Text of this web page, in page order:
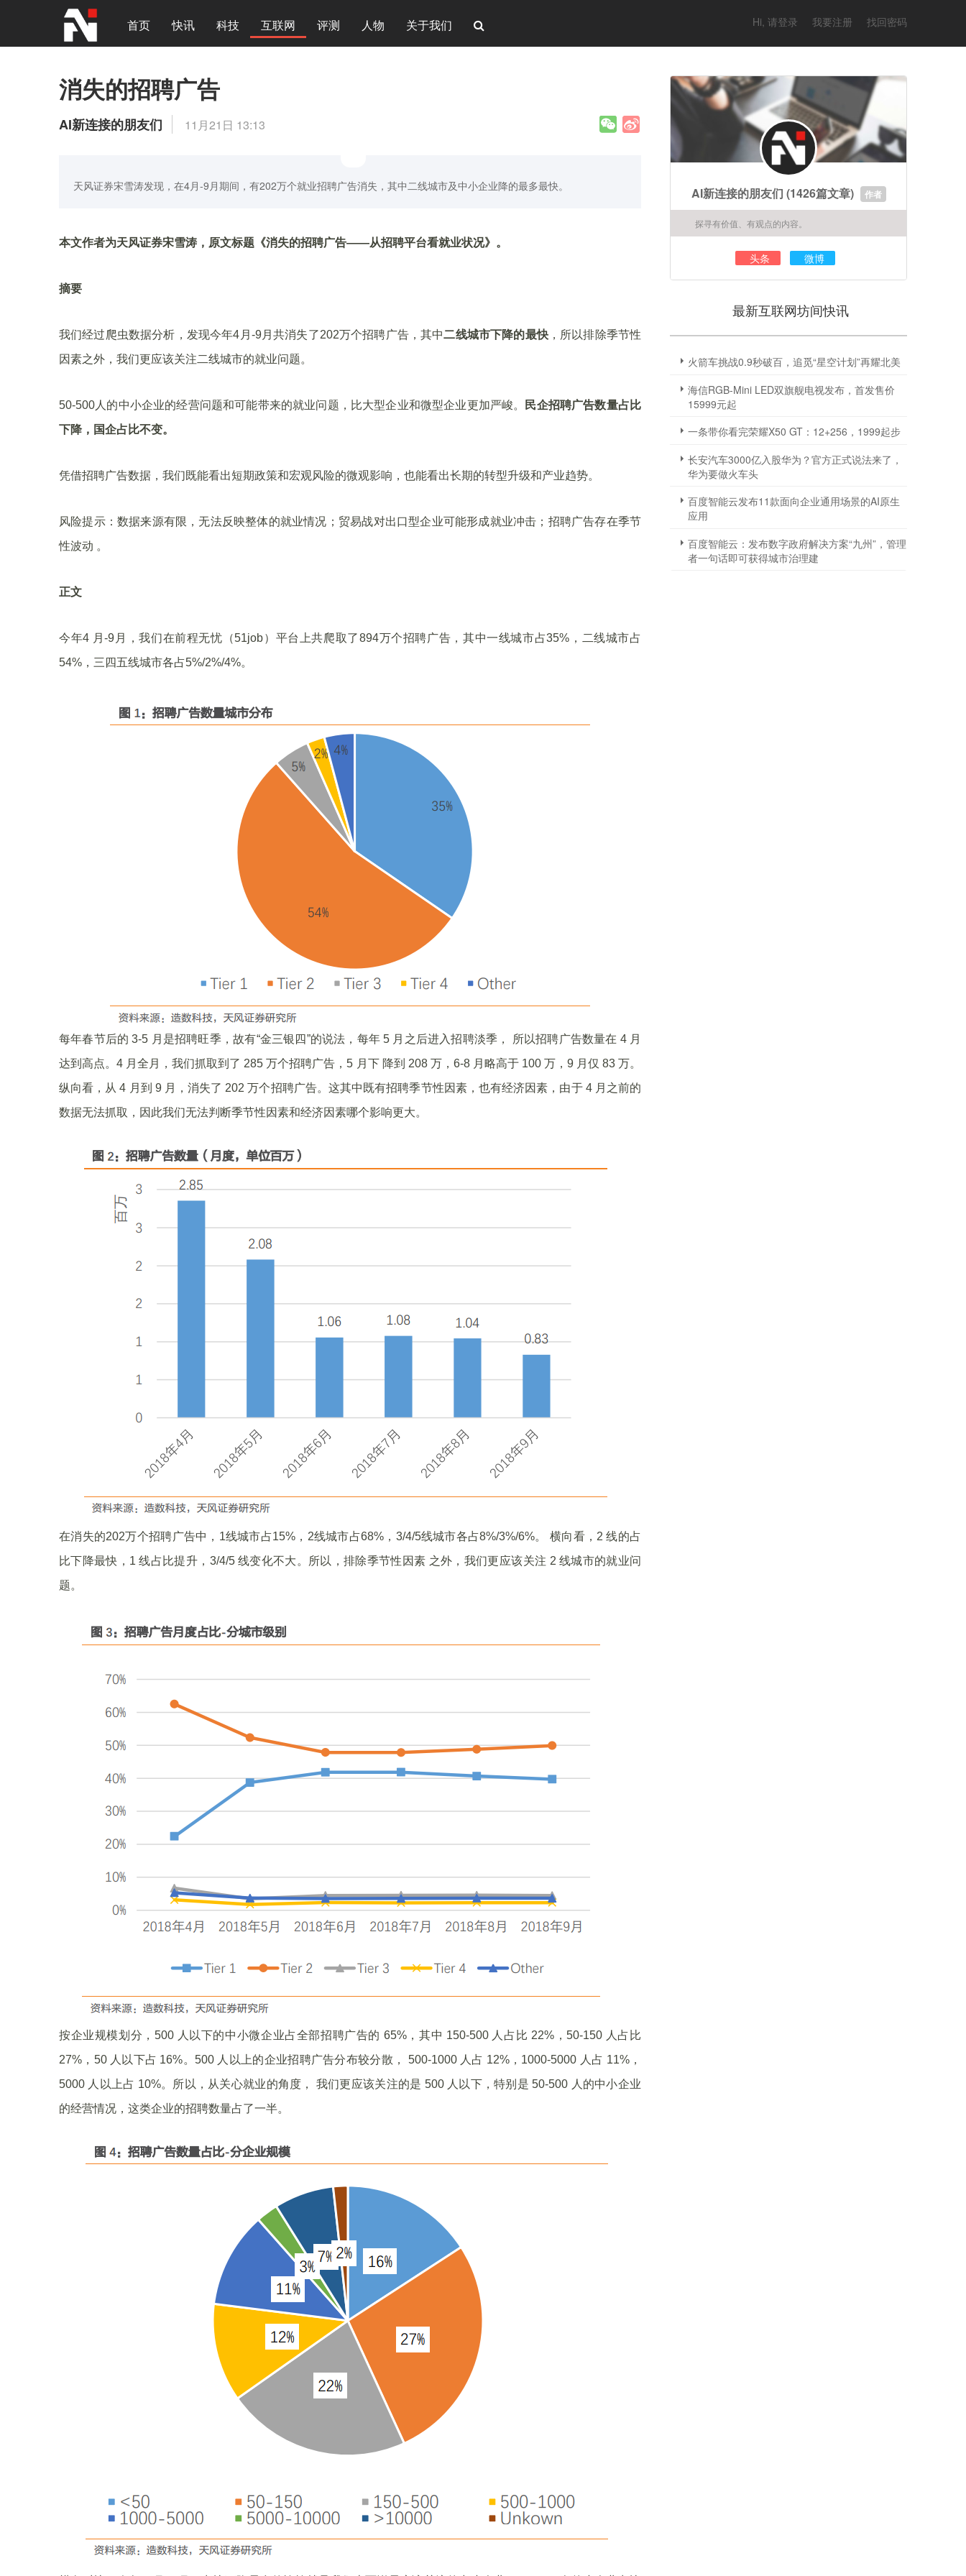
首页 快讯 科技 互联网 评测 人物 关于我们 Hi, 请登录 我要注册 找回密码
消失的招聘广告
AI新连接的朋友们 11月21日 13:13
天风证券宋雪涛发现，在4月-9月期间，有202万个就业招聘广告消失，其中二线城市及中小企业降的最多最快。
本文作者为天风证券宋雪涛，原文标题《消失的招聘广告——从招聘平台看就业状况》。
摘要
我们经过爬虫数据分析，发现今年4月-9月共消失了202万个招聘广告，其中二线城市下降的最快，所以排除季节性
因素之外，我们更应该关注二线城市的就业问题。
50-500人的中小企业的经营问题和可能带来的就业问题，比大型企业和微型企业更加严峻。
民企招聘广告数量占比
下降，国企占比不变。
凭借招聘广告数据，我们既能看出短期政策和宏观风险的微观影响，也能看出长期的转型升级和产业趋势。
风险提示：数据来源有限，无法反映整体的就业情况；贸易战对出口型企业可能形成就业冲击；招聘广告存在季节
性波动 。
正文
今年4 月-9月，我们在前程无忧（51job）平台上共爬取了894万个招聘广告，其中一线城市占35%，二线城市占
54%，三四五线城市各占5%/2%/4%。
每年春节后的 3-5 月是招聘旺季，故有“金三银四”的说法，每年 5 月之后进入招聘淡季， 所以招聘广告数量在 4 月
达到高点。4 月全月，我们抓取到了 285 万个招聘广告，5 月下 降到 208 万，6-8 月略高于 100 万，9 月仅 83 万。
纵向看，从 4 月到 9 月，消失了 202 万个招聘广告。这其中既有招聘季节性因素，也有经济因素，由于 4 月之前的
数据无法抓取，因此我们无法判断季节性因素和经济因素哪个影响更大。
在消失的202万个招聘广告中，1线城市占15%，2线城市占68%，3/4/5线城市各占8%/3%/6%。 横向看，2 线的占
比下降最快，1 线占比提升，3/4/5 线变化不大。所以，排除季节性因素 之外，我们更应该关注 2 线城市的就业问
题。
按企业规模划分，500 人以下的中小微企业占全部招聘广告的 65%，其中 150-500 人占比 22%，50-150 人占比
27%，50 人以下占 16%。500 人以上的企业招聘广告分布较分散， 500-1000 人占 12%，1000-5000 人占 11%，
5000 人以上占 10%。所以，从关心就业的角度， 我们更应该关注的是 500 人以下，特别是 50-500 人的中小企业
的经营情况，这类企业的招聘数量占了一半。
AI新连接的朋友们 (1426篇文章) 作者
探寻有价值、有观点的内容。
头条 微博
最新互联网坊间快讯
火箭车挑战0.9秒破百，追觅“星空计划”再耀北美
海信RGB-Mini LED双旗舰电视发布，首发售价
15999元起
一条带你看完荣耀X50 GT：12+256，1999起步
长安汽车3000亿入股华为？官方正式说法来了，
华为要做火车头
百度智能云发布11款面向企业通用场景的AI原生
应用
百度智能云：发布数字政府解决方案“九州”，管理
者一句话即可获得城市治理建